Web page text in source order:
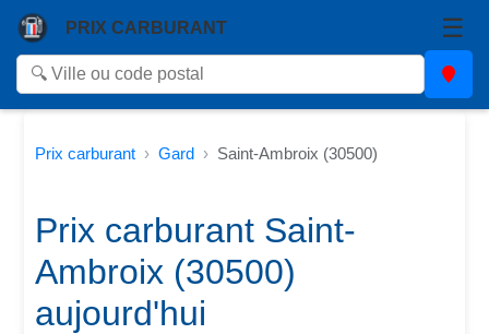
PRIX CARBURANT ☰
Prix carburant Gard Saint-Ambroix (30500)
Prix carburant Saint-
Ambroix (30500)
aujourd'hui